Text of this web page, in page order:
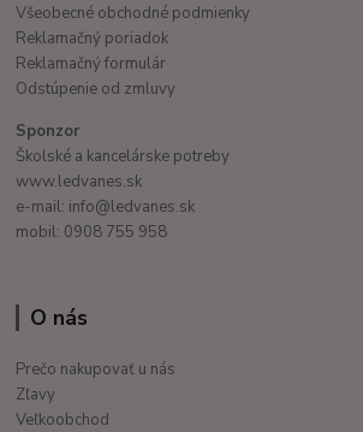
Všeobecné obchodné podmienky
Reklamačný poriadok
Reklamačný formulár
Odstúpenie od zmluvy
Sponzor
Školské a kancelárske potreby
www.ledvanes.sk
e-mail: info@ledvanes.sk
mobil: 0908 755 958
O nás
Prečo nakupovať u nás
Zľavy
Veľkoobchod